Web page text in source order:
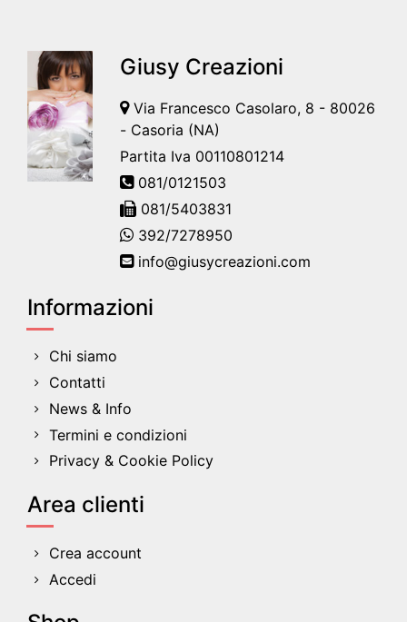
Giusy Creazioni
Via Francesco Casolaro, 8 - 80026
- Casoria (NA)
Partita Iva 00110801214
081/0121503
081/5403831
392/7278950
info@giusycreazioni.com
Informazioni
Chi siamo
Contatti
News & Info
Termini e condizioni
Privacy & Cookie Policy
Area clienti
Crea account
Accedi